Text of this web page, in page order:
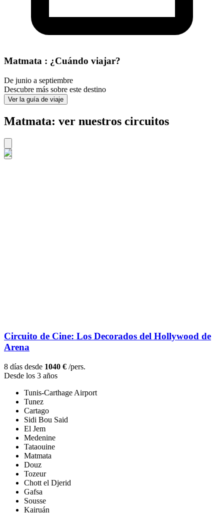
Matmata : ¿Cuándo viajar?
De junio a septiembre
Descubre más sobre este destino
Ver la guía de viaje
Matmata: ver nuestros circuitos
Circuito de Cine: Los Decorados del Hollywood de
Arena
8 días desde 1040 € /pers.
Desde los 3 años
Tunis-Carthage Airport
Tunez
Cartago
Sidi Bou Said
El Jem
Medenine
Tataouine
Matmata
Douz
Tozeur
Chott el Djerid
Gafsa
Sousse
Kairuán